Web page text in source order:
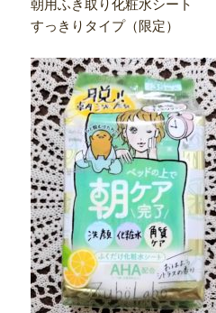
朝用ふき取り化粧水シート
すっきりタイプ（限定）